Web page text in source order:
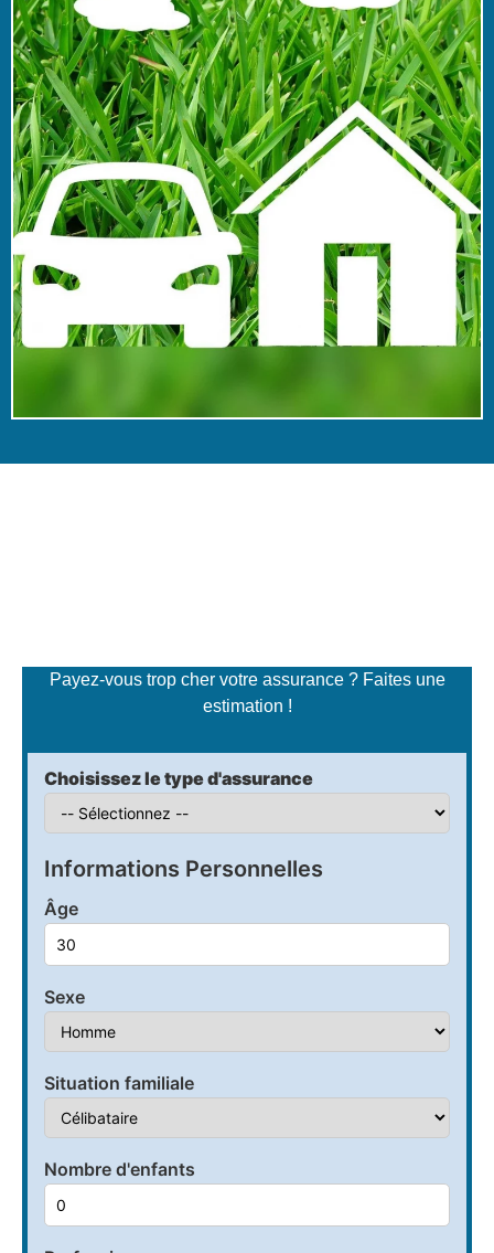
Payez-vous trop cher votre assurance ? Faites une
estimation !
Choisissez le type d'assurance
Informations Personnelles
Âge
Sexe
Situation familiale
Nombre d'enfants